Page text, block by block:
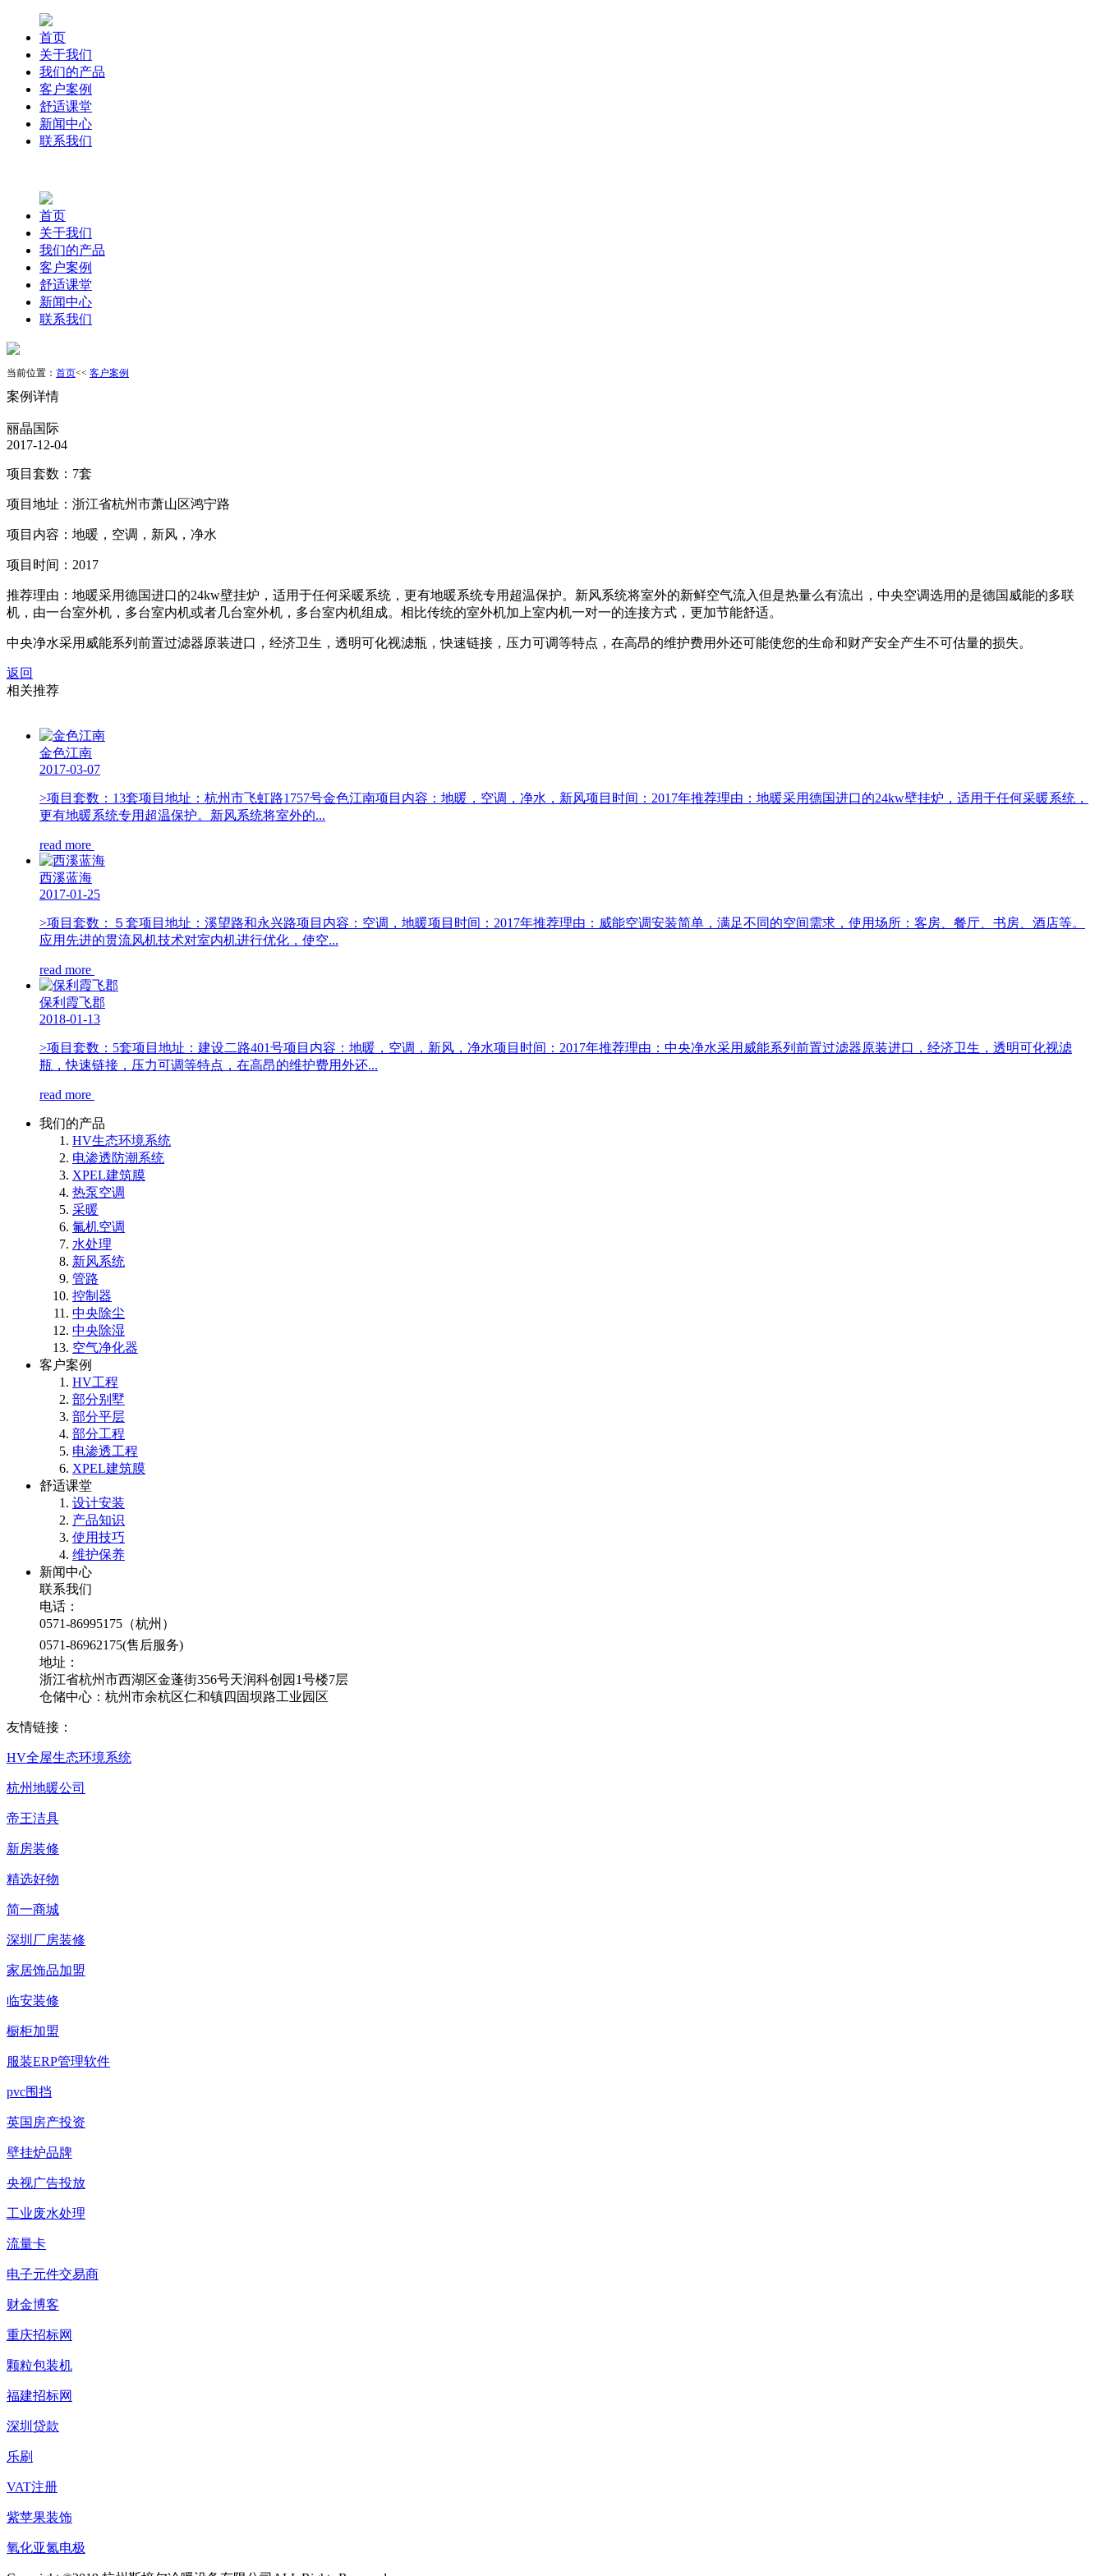
首页
关于我们
我们的产品
客户案例
舒适课堂
新闻中心
联系我们
首页
关于我们
我们的产品
客户案例
舒适课堂
新闻中心
联系我们
当前位置： 首页<< 客户案例
案例详情
丽晶国际
2017-12-04
项目套数：7套
项目地址：浙江省杭州市萧山区鸿宁路
项目内容：地暖，空调，新风，净水
项目时间：2017
推荐理由：地暖采用德国进口的24kw壁挂炉，适用于任何采暖系统，更有地暖系统专用超温保护。新风系统将室外的新鲜空气流入但是热量么有流出，中央空调选用的是德国威能的多联
机，由一台室外机，多台室内机或者几台室外机，多台室内机组成。相比传统的室外机加上室内机一对一的连接方式，更加节能舒适。
中央净水采用威能系列前置过滤器原装进口，经济卫生，透明可化视滤瓶，快速链接，压力可调等特点，在高昂的维护费用外还可能使您的生命和财产安全产生不可估量的损失。
返回
相关推荐
金色江南
2017-03-07
>项目套数：13套项目地址：杭州市飞虹路1757号金色江南项目内容：地暖，空调，净水，新风项目时间：2017年推荐理由：地暖采用德国进口的24kw壁挂炉，适用于任何采暖系统，
更有地暖系统专用超温保护。新风系统将室外的...
read more
西溪蓝海
2017-01-25
>项目套数：５套项目地址：溪望路和永兴路项目内容：空调，地暖项目时间：2017年推荐理由：威能空调安装简单，满足不同的空间需求，使用场所：客房、餐厅、书房、酒店等。
应用先进的贯流风机技术对室内机进行优化，使空...
read more
保利霞飞郡
2018-01-13
>项目套数：5套项目地址：建设二路401号项目内容：地暖，空调，新风，净水项目时间：2017年推荐理由：中央净水采用威能系列前置过滤器原装进口，经济卫生，透明可化视滤
瓶，快速链接，压力可调等特点，在高昂的维护费用外还...
read more
我们的产品
HV生态环境系统
电渗透防潮系统
XPEL建筑膜
热泵空调
采暖
氟机空调
水处理
新风系统
管路
控制器
中央除尘
中央除湿
空气净化器
客户案例
HV工程
部分别墅
部分平层
部分工程
电渗透工程
XPEL建筑膜
舒适课堂
设计安装
产品知识
使用技巧
维护保养
新闻中心
联系我们
电话：
0571-86995175（杭州）
0571-86962175(售后服务)
地址：
浙江省杭州市西湖区金蓬街356号天润科创园1号楼7层
仓储中心：杭州市余杭区仁和镇四固坝路工业园区
友情链接：
HV全屋生态环境系统
杭州地暖公司
帝王洁具
新房装修
精选好物
简一商城
深圳厂房装修
家居饰品加盟
临安装修
橱柜加盟
服装ERP管理软件
pvc围挡
英国房产投资
壁挂炉品牌
央视广告投放
工业废水处理
流量卡
电子元件交易商
财金博客
重庆招标网
颗粒包装机
福建招标网
深圳贷款
乐刷
VAT注册
紫苹果装饰
氧化亚氮电极